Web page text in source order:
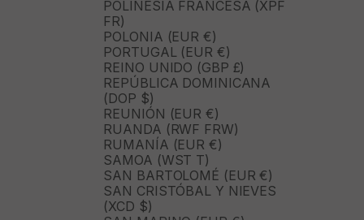
POLINESIA FRANCESA (XPF
FR)
POLONIA (EUR €)
PORTUGAL (EUR €)
REINO UNIDO (GBP £)
REPÚBLICA DOMINICANA
(DOP $)
REUNIÓN (EUR €)
RUANDA (RWF FRW)
RUMANÍA (EUR €)
SAMOA (WST T)
SAN BARTOLOMÉ (EUR €)
SAN CRISTÓBAL Y NIEVES
(XCD $)